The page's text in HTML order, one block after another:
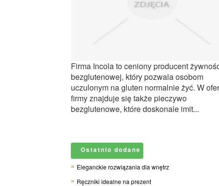
Firma Incola to ceniony producent
bezglutenowej, który pozwala osobom
uczulonym na gluten normalnie żyć. W
firmy znajduje się także pieczywo
bezglutenowe, które doskonale imit...
Ostatnio dodane
Eleganckie rozwiązania dla wnętrz
Ręczniki idealne na prezent